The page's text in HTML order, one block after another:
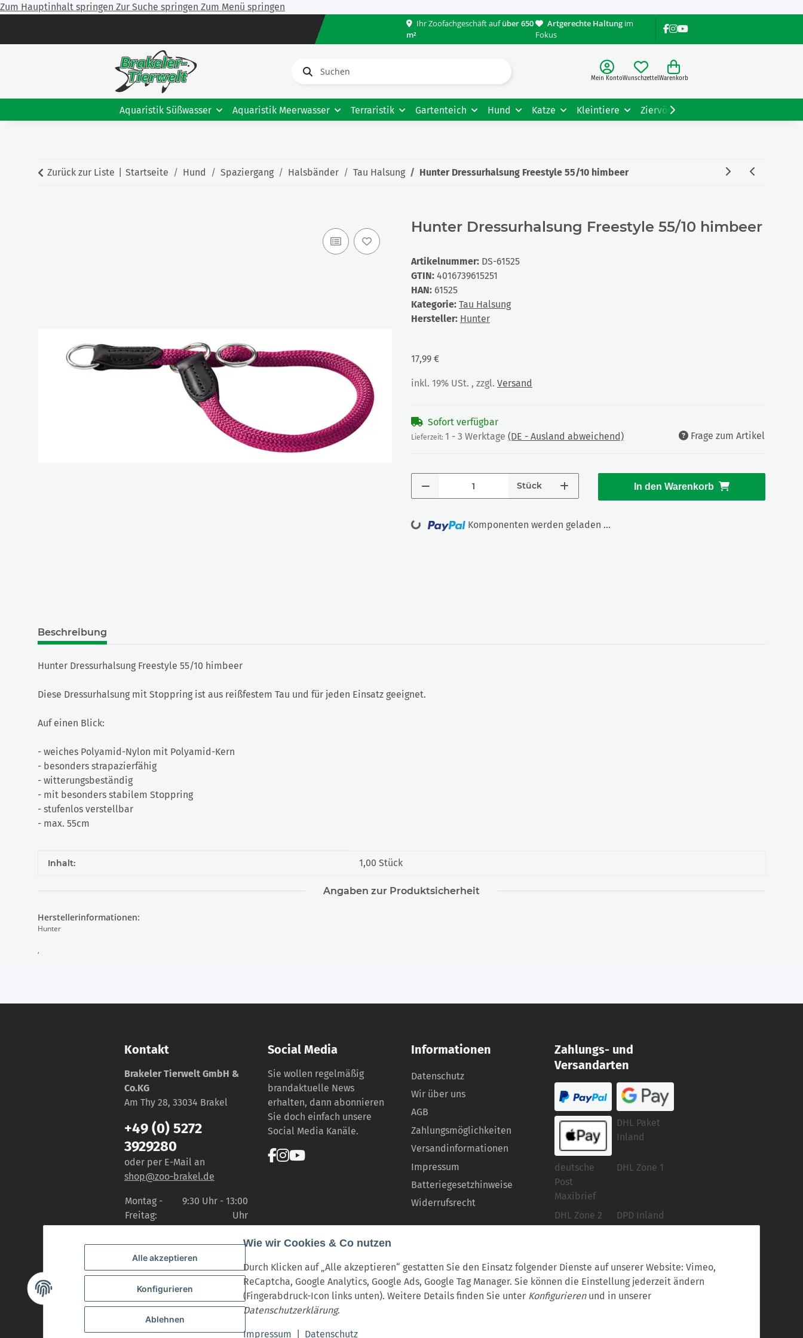
Zum Hauptinhalt springen Zur Suche springen Zum Menü springen
Alle akzeptieren
Konfigurieren
Ablehnen
Wie wir Cookies & Co nutzen
Durch Klicken auf „Alle akzeptieren“ gestatten Sie den Einsatz folgender Dienste auf unserer Website: Vimeo,
ReCaptcha, Google Analytics, Google Ads, Google Tag Manager. Sie können die Einstellung jederzeit ändern
(Fingerabdruck-Icon links unten). Weitere Details finden Sie unter Konfigurierenund in unserer
Datenschutzerklärung.
Impressum Datenschutz
Ihr Zoofachgeschäft aufüber 650
m²
Artgerechte Haltungim
Fokus
Mein KontoWunschzettelWarenkorb
Aquaristik Süßwasser Aquaristik Meerwasser Terraristik Gartenteich Hund Katze Kleintiere Ziervögel
Zurück zur Liste Startseite Hund Spaziergang Halsbänder Tau Halsung Hunter Dressurhalsung Freestyle 55/10 himbeer
Hunter Dressurhalsung Freestyle 55/10 himbeer
Artikelnummer: DS-61525
GTIN: 4016739615251
HAN: 61525
Kategorie: Tau Halsung
Hersteller: Hunter
17,99 €
inkl. 19% USt. , zzgl. Versand
Sofort verfügbar
Lieferzeit: 1 - 3 Werktage (DE - Ausland abweichend) Frage zum Artikel
Stück In den Warenkorb
Loading... Komponenten werden geladen ...
Beschreibung
Hunter Dressurhalsung Freestyle 55/10 himbeer
Diese Dressurhalsung mit Stoppring ist aus reißfestem Tau und für jeden Einsatz geeignet.
Auf einen Blick:
- weiches Polyamid-Nylon mit Polyamid-Kern
- besonders strapazierfähig
- witterungsbeständig
- mit besonders stabilem Stoppring
- stufenlos verstellbar
- max. 55cm
Produkteigenschaft
Wert
Inhalt: 1,00 Stück
Angaben zur Produktsicherheit
Herstellerinformationen:
Hunter
,
Kontakt
Brakeler Tierwelt GmbH &
Co.KG
Am Thy 28, 33034 Brakel
+49 (0) 5272
3929280
oder per E-Mail an
shop@zoo-brakel.de
Montag -
Freitag:
9:30 Uhr - 13:00
Uhr
18:00 Uhr
Samstag:
9:30 Uhr - 14:00
Uhr
Social Media
Sie wollen regelmäßig
brandaktuelle News
erhalten, dann abonnieren
Sie doch einfach unsere
Social Media Kanäle.
Informationen
Datenschutz
Wir über uns
AGB
Zahlungsmöglichkeiten
Versandinformationen
Impressum
Batteriegesetzhinweise
Widerrufsrecht
Zahlungs- und
Versandarten
DHL Paket
Inland
deutsche
Post
Maxibrief
DHL Zone 1
DHL Zone 2
DPD Inland
Vertrag widerrufen
* Alle Preise inkl. gesetzlicher USt., zzgl.